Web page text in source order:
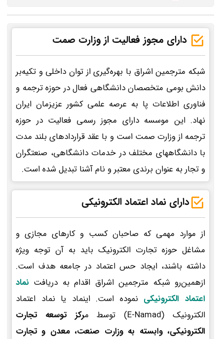
دارای مجوز فعالیت از وزارت صمت
شبکه مترجمین اشراق با بهره‌گیری از توان داخلی و تکیه‌بر
دانش بومی متخصصان دانشگاهی فعال در حوزه ترجمه و
فناوری اطلاعات پا به عرصه علمی کشور عزیزمان ایران
نهاد. این موسسه دارای مجوز رسمی فعالیت در حوزه
ترجمه از وزارت صمت است و با عقد قراردادهای بلند مدت
با دانشگاههای مختلف در خدمات دانشگاهی، صنعتگران
و تجار به عنوان برندی معتبر و نام آشنا تبدیل شده است.
دارای نماد اعتماد الکترونیکی
از موارد مهمی که صاحبان کسب و کارهای مجازی و
مشاغل حوزه تجارت الکترونیک باید به آن توجه ویژه
داشته باشند، ایجاد حس اعتماد در جامعه هدف است.
ازهمین‌رو شبکه مترجمین اشراق اقدام به دریافت نماد
اعتماد الکترونیکی نموده است. اینماد یا نماد اعتماد
الکترونیک (E-Namad) توسط م
رکز توسعه تجارت
الکترونیکی، وابسته به وزارت صنعت، معدن و تجارت